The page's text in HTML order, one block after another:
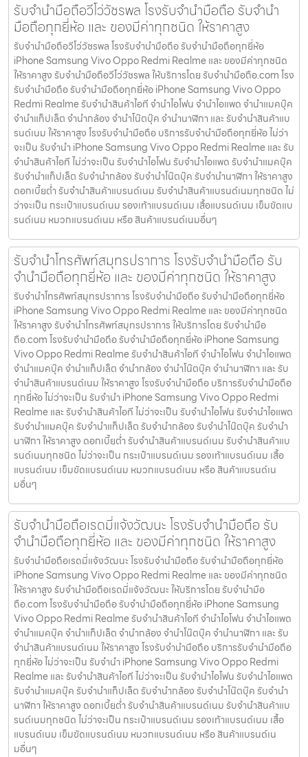
รับจำนำมือถือวีโว่วัชรพล โรงรับจำนำมือถือ รับจำนำ
มือถือทุกยี่ห้อ และ ของมีค่าทุกชนิด ให้ราคาสูง
รับจำนำมือถือวีโว่วัชรพล โรงรับจำนำมือถือ รับจำนำมือถือทุกยี่ห้อ
iPhone Samsung Vivo Oppo Redmi Realme และ ของมีค่าทุกชนิด
ให้ราคาสูง รับจำนำมือถือวีโว่วัชรพล ให้บริการโดย รับจํานํามือถือ.com โรง
รับจำนำมือถือ รับจำนำมือถือทุกยี่ห้อ iPhone Samsung Vivo Oppo
Redmi Realme รับจำนำสินค้าไอที จำนำไอโฟน จำนำไอแพด จำนำแมคบุ๊ค
จำนำแท็ปเล็ต จำนำกล้อง จำนำโน๊ตบุ๊ค จำนำนาฬิกา และ รับจำนำสินค้าแบ
รนด์เนม ให้ราคาสูง โรงรับจำนำมือถือ บริการรับจำนำมือถือทุกยี่ห้อ ไม่ว่า
จะเป็น รับจำนำ iPhone Samsung Vivo Oppo Redmi Realme และ รับ
จำนำสินค้าไอที ไม่ว่าจะเป็น รับจำนำไอโฟน รับจำนำไอแพด รับจำนำแมคบุ๊ค
รับจำนำแท็ปเล็ต รับจำนำกล้อง รับจำนำโน๊ตบุ๊ค รับจำนำนาฬิกา ให้ราคาสูง
ดอกเบี้ยต่ำ รับจำนำสินค้าแบรนด์เนม รับจำนำสินค้าแบรนด์เนมทุกชนิด ไม่
ว่าจะเป็น กระเป๋าแบรนด์เนม รองเท้าแบรนด์เนม เสื้อแบรนด์เนม เข็มขัดแบ
รนด์เนม หมวกแบรนด์เนม หรือ สินค้าแบรนด์เนมอื่นๆ
รับจำนำโทรศัพท์สมุทรปราการ โรงรับจำนำมือถือ รับ
จำนำมือถือทุกยี่ห้อ และ ของมีค่าทุกชนิด ให้ราคาสูง
รับจำนำโทรศัพท์สมุทรปราการ โรงรับจำนำมือถือ รับจำนำมือถือทุกยี่ห้อ
iPhone Samsung Vivo Oppo Redmi Realme และ ของมีค่าทุกชนิด
ให้ราคาสูง รับจำนำโทรศัพท์สมุทรปราการ ให้บริการโดย รับจํานํามือ
ถือ.com โรงรับจำนำมือถือ รับจำนำมือถือทุกยี่ห้อ iPhone Samsung
Vivo Oppo Redmi Realme รับจำนำสินค้าไอที จำนำไอโฟน จำนำไอแพด
จำนำแมคบุ๊ค จำนำแท็ปเล็ต จำนำกล้อง จำนำโน๊ตบุ๊ค จำนำนาฬิกา และ รับ
จำนำสินค้าแบรนด์เนม ให้ราคาสูง โรงรับจำนำมือถือ บริการรับจำนำมือถือ
ทุกยี่ห้อ ไม่ว่าจะเป็น รับจำนำ iPhone Samsung Vivo Oppo Redmi
Realme และ รับจำนำสินค้าไอที ไม่ว่าจะเป็น รับจำนำไอโฟน รับจำนำไอแพด
รับจำนำแมคบุ๊ค รับจำนำแท็ปเล็ต รับจำนำกล้อง รับจำนำโน๊ตบุ๊ค รับจำนำ
นาฬิกา ให้ราคาสูง ดอกเบี้ยต่ำ รับจำนำสินค้าแบรนด์เนม รับจำนำสินค้าแบ
รนด์เนมทุกชนิด ไม่ว่าจะเป็น กระเป๋าแบรนด์เนม รองเท้าแบรนด์เนม เสื้อ
แบรนด์เนม เข็มขัดแบรนด์เนม หมวกแบรนด์เนม หรือ สินค้าแบรนด์เน
มอื่นๆ
รับจำนำมือถือเรดมี่แจ้งวัฒนะ โรงรับจำนำมือถือ รับ
จำนำมือถือทุกยี่ห้อ และ ของมีค่าทุกชนิด ให้ราคาสูง
รับจำนำมือถือเรดมี่แจ้งวัฒนะ โรงรับจำนำมือถือ รับจำนำมือถือทุกยี่ห้อ
iPhone Samsung Vivo Oppo Redmi Realme และ ของมีค่าทุกชนิด
ให้ราคาสูง รับจำนำมือถือเรดมี่แจ้งวัฒนะ ให้บริการโดย รับจํานํามือ
ถือ.com โรงรับจำนำมือถือ รับจำนำมือถือทุกยี่ห้อ iPhone Samsung
Vivo Oppo Redmi Realme รับจำนำสินค้าไอที จำนำไอโฟน จำนำไอแพด
จำนำแมคบุ๊ค จำนำแท็ปเล็ต จำนำกล้อง จำนำโน๊ตบุ๊ค จำนำนาฬิกา และ รับ
จำนำสินค้าแบรนด์เนม ให้ราคาสูง โรงรับจำนำมือถือ บริการรับจำนำมือถือ
ทุกยี่ห้อ ไม่ว่าจะเป็น รับจำนำ iPhone Samsung Vivo Oppo Redmi
Realme และ รับจำนำสินค้าไอที ไม่ว่าจะเป็น รับจำนำไอโฟน รับจำนำไอแพด
รับจำนำแมคบุ๊ค รับจำนำแท็ปเล็ต รับจำนำกล้อง รับจำนำโน๊ตบุ๊ค รับจำนำ
นาฬิกา ให้ราคาสูง ดอกเบี้ยต่ำ รับจำนำสินค้าแบรนด์เนม รับจำนำสินค้าแบ
รนด์เนมทุกชนิด ไม่ว่าจะเป็น กระเป๋าแบรนด์เนม รองเท้าแบรนด์เนม เสื้อ
แบรนด์เนม เข็มขัดแบรนด์เนม หมวกแบรนด์เนม หรือ สินค้าแบรนด์เน
มอื่นๆ